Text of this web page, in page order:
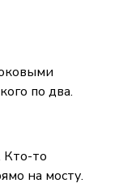
по два.
Кто-то
на мосту.